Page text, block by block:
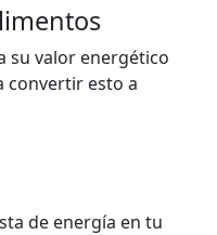
su valor energético
convertir esto a
de energía en tu